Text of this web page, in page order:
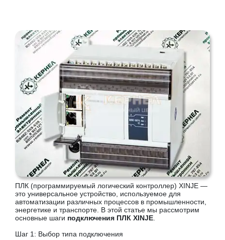
ПЛК (программируемый логический контроллер) XINJE —
это универсальное устройство, используемое для
автоматизации различных процессов в промышленности,
энергетике и транспорте. В этой статье мы рассмотрим
основные шаги подключения ПЛК XINJE
Шаг 1: Выбор типа подключения